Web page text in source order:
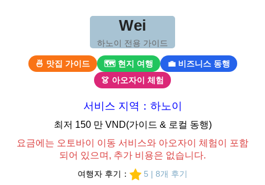
Wei
하노이 전용 가이드
🍜 맛집 가이드 🗺 현지 여행
💼 비즈니스 동행
👗 아오자이 체험
서비스 지역：하노이
최저 150 만 VND(가이드 & 로컬 동행)
요금에는 오토바이 이동 서비스와 아오자이 체험이 포함
되어 있으며, 추가 비용은 없습니다.
여행자 후기：
5 | 8개 후기